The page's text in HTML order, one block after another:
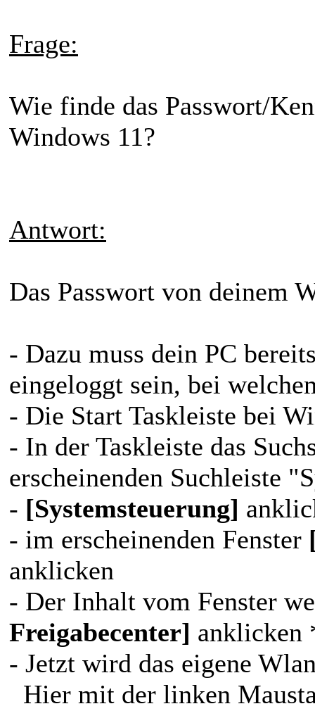
Frage:
Wie finde das Passwort/
Windows 11?
Antwort:
Das Passwort von deinem
- Dazu muss dein PC
eingeloggt sein, bei
- Die Start Taskleiste bei
- In der Taskleiste das
erscheinenden Suchleiste
- [Systemsteuerung]
- im erscheinenden Fenster
anklicken
- Der Inhalt vom Fenster
Freigabecenter] anklicken
- Jetzt wird das eigene
Hier mit der linken